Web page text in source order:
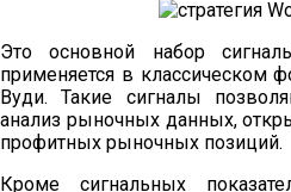
Это основной набор
применяется в классическом
Вуди. Такие сигналы
анализ рыночных данных,
профитных рыночных позиций.
Кроме сигнальных